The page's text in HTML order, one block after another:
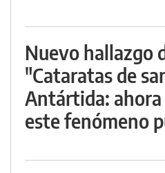
Nuevo hallazgo
"Cataratas de
Antártida: ahora
este fenómeno